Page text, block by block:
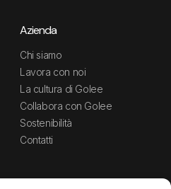
Azienda
Chi siamo
Lavora con noi
La cultura di Golee
Collabora con Golee
Sostenibilità
Contatti